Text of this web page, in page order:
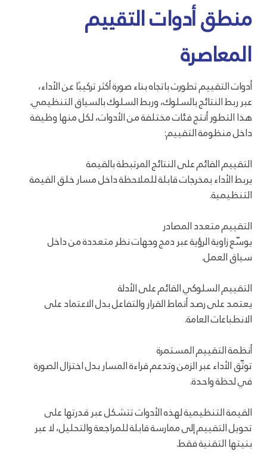
منطق أدوات التقييم
المعاصرة
أدوات التقييم تطورت باتجاه بناء صورة أكثر تركيبًا عن الأداء،
عبر ربط النتائج بالسلوك، وربط السلوك بالسياق التنظيمي.
هذا التطور أنتج فئات مختلفة من الأدوات، لكل منها وظيفة
داخل منظومة التقييم:
التقييم القائم على النتائج المرتبطة بالقيمة
يربط الأداء بمخرجات قابلة للملاحظة داخل مسار خلق القيمة
التنظيمية.
التقييم متعدد المصادر
يوسّع زاوية الرؤية عبر دمج وجهات نظر متعددة من داخل
سياق العمل.
التقييم السلوكي القائم على الأدلة
يعتمد على رصد أنماط القرار والتفاعل بدل الاعتماد على
الانطباعات العامة.
أنظمة التقييم المستمرة
توثّق الأداء عبر الزمن وتدعم قراءة المسار بدل اختزال الصورة
في لحظة واحدة.
القيمة التنظيمية لهذه الأدوات تتشكل عبر قدرتها على
تحويل التقييم إلى ممارسة قابلة للمراجعة والتحليل، لا عبر
بنيتها التقنية فقط.